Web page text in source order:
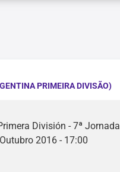
PRIMEIRA DIVISÃO)
División - 7ª Jornada
2016 - 17:00